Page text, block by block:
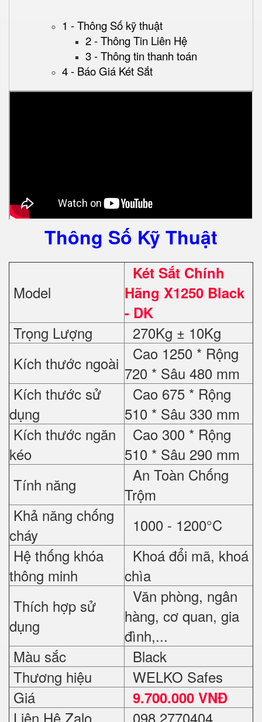
1 - Thông Số kỹ thuật
2 - Thông Tin Liên Hệ
3 - Thông tin thanh toán
4 - Báo Giá Két Sắt
Thông Số Kỹ Thuật
Model
Két Sắt Chính
Hãng X1250 Black
- DK
Trọng Lượng
270Kg ± 10Kg
Kích thước ngoài
Cao 1250 * Rộng
720 * Sâu 480 mm
Kích thước sử
dụng
Cao 675 * Rộng
510 * Sâu 330 mm
Kích thước ngăn
kéo
Cao 300 * Rộng
510 * Sâu 290 mm
Tính năng
An Toàn Chống
Trộm
Khả năng chống
cháy
1000 - 1200°C
Hệ thống khóa
thông minh
Khoá đổi mã, khoá
chìa
Thích hợp sử
dụng
Văn phòng, ngân
hàng, cơ quan, gia
đình,...
Màu sắc
Black
Thương hiệu
WELKO Safes
Giá
9.700.000 VNĐ
Liên Hệ Zalo 098 2770404